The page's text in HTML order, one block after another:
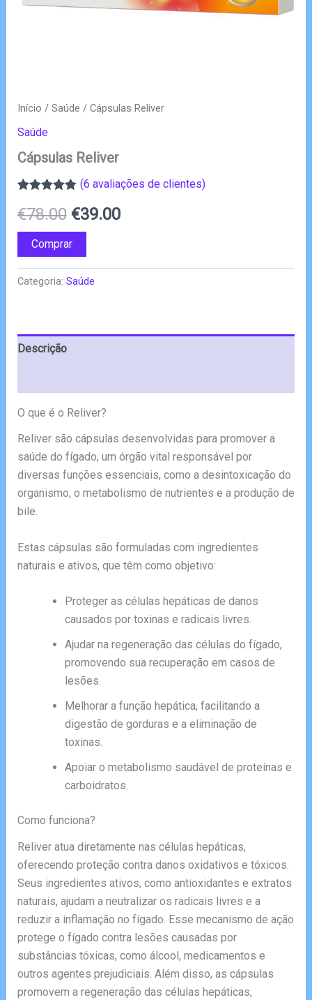
Início / Saúde / Cápsulas Reliver
Saúde
Cápsulas Reliver
com4.83em
5 com base
em
classificações
de clientes
(6 avaliações de clientes)
€78.00 O
preço
original
€39.00O
atual
Comprar
Categoria: Saúde
Descrição
O que é o Reliver?
Reliver são cápsulas desenvolvidas para promover a
saúde do fígado, um órgão vital responsável por
diversas funções essenciais, como a desintoxicação do
organismo, o metabolismo de nutrientes e a produção de
bile.
Estas cápsulas são formuladas com ingredientes
naturais e ativos, que têm como objetivo:
Proteger as células hepáticas de danos
causados por toxinas e radicais livres.
Ajudar na regeneração das células do fígado,
promovendo sua recuperação em casos de
lesões.
Melhorar a função hepática, facilitando a
digestão de gorduras e a eliminação de
toxinas.
Apoiar o metabolismo saudável de proteínas e
carboidratos.
Como funciona?
Reliver atua diretamente nas células hepáticas,
oferecendo proteção contra danos oxidativos e tóxicos.
Seus ingredientes ativos, como antioxidantes e extratos
naturais, ajudam a neutralizar os radicais livres e a
reduzir a inflamação no fígado. Esse mecanismo de ação
protege o fígado contra lesões causadas por
substâncias tóxicas, como álcool, medicamentos e
outros agentes prejudiciais. Além disso, as cápsulas
promovem a regeneração das células hepáticas,